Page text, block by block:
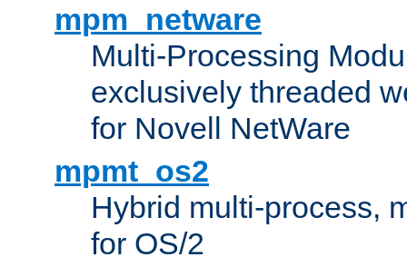
mpm_netware
Multi-Processing
exclusively threaded
for Novell NetWare
mpmt_os2
Hybrid multi-process,
for OS/2